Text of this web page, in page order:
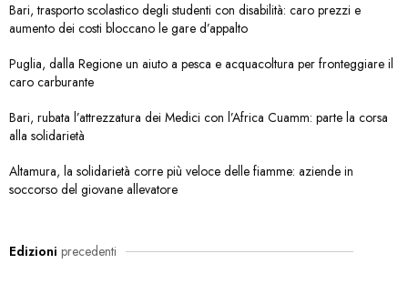
Bari, trasporto scolastico degli studenti con disabilità: caro prezzi e
aumento dei costi bloccano le gare d’appalto
Puglia, dalla Regione un aiuto a pesca e acquacoltura per fronteggiare il
caro carburante
Bari, rubata l’attrezzatura dei Medici con l’Africa Cuamm: parte la corsa
alla solidarietà
Altamura, la solidarietà corre più veloce delle fiamme: aziende in
soccorso del giovane allevatore
Edizioni precedenti